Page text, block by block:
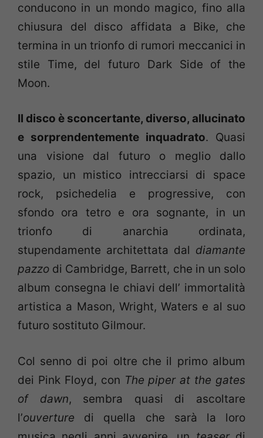
conducono in un mondo magico, fino alla
chiusura del disco affidata a Bike, che
termina in un trionfo di rumori meccanici in
stile Time, del futuro Dark Side of the
Moon.
Il disco è sconcertante, diverso, allucinato
e sorprendentemente inquadrato. Quasi
una visione dal futuro o meglio dallo
spazio, un mistico intrecciarsi di space
rock, psichedelia e progressive, con
sfondo ora tetro e ora sognante, in un
trionfo di anarchia ordinata,
stupendamente architettata dal diamante
pazzo di Cambridge, Barrett, che in un solo
album consegna le chiavi dell’ immortalità
artistica a Mason, Wright, Waters e al suo
futuro sostituto Gilmour.
Col senno di poi oltre che il primo album
dei Pink Floyd, con The piper at the gates
of dawn, sembra quasi di ascoltare
l’ouverture di quella che sarà la loro